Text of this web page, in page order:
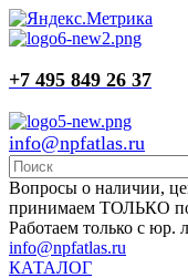
+7 495 849 26 37
info@npfatlas.ru
Вопросы о наличии,
принимаем ТОЛЬКО
Работаем только с
info@npfatlas.ru
КАТАЛОГ